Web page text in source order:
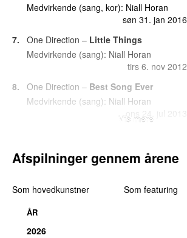
søn 31. jan 2016
Medvirkende (sang, kor): Niall Horan
7. One Direction – Little Things
tirs 6. nov 2012
Medvirkende (sang): Niall Horan
8. One Direction – Best Song Ever
ons 24. jul 2013
Medvirkende (sang): Niall Horan
man 11. feb 2013
Medvirkende (sang, guitar):Niall Horan
One Direction
Vis mere
Afspilninger gennem årene
Som hovedkunstner Som featuring
ÅR
2026